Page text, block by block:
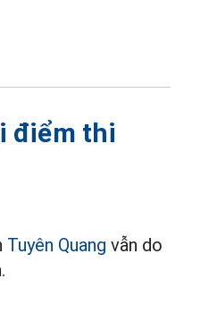
điểm thi
Tuyên Quang vẫn do